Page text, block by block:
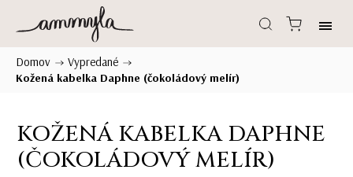
Domov / Vypredané /
Kožená kabelka Daphne (čokoládový melír)
KOŽENÁ KABELKA DAPHNE
(ČOKOLÁDOVÝ MELÍR)